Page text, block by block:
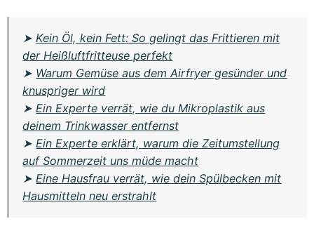
➤Kein Öl, kein Fett: So gelingt das Frittieren mit
der Heißluftfritteuse perfekt
➤ Warum Gemüse aus dem Airfryer gesünder und
knuspriger wird
➤Ein Experte verrät, wie du Mikroplastik aus
deinem Trinkwasser entfernst
➤Ein Experte erklärt, warum die Zeitumstellung
auf Sommerzeit uns müde macht
➤Eine Hausfrau verrät, wie dein Spülbecken mit
Hausmitteln neu erstrahlt